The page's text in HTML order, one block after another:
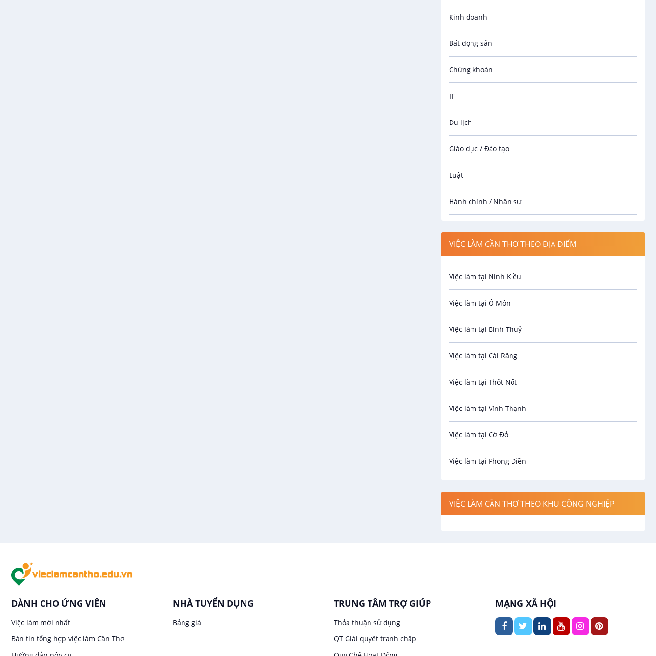
Kinh doanh
Bất động sản
Chứng khoán
IT
Du lịch
Giáo dục / Đào tạo
Luật
Hành chính / Nhân sự
Spa
Bảo Vệ
An toàn lao động
Bảo hiểm
Biên phiên dịch
Bưu chính viễn thông
Cơ khí
Công nghệ sinh học
Công nghệ thực phẩm
Điện / Điện tử / Điện lạnh
Hàng hải / Hàng không
VIỆC LÀM CẦN THƠ THEO ĐỊA ĐIỂM
Việc làm tại Ninh Kiều
Việc làm tại Ô Môn
Việc làm tại Bình Thuỷ
Việc làm tại Cái Răng
Việc làm tại Thốt Nốt
Việc làm tại Vĩnh Thạnh
Việc làm tại Cờ Đỏ
Việc làm tại Phong Điền
Việc làm tại Cái Khế
Việc làm tại Long Tuyền
VIỆC LÀM CẦN THƠ THEO KHU CÔNG NGHIỆP
DÀNH CHO ỨNG VIÊN
Việc làm mới nhất
Bản tin tổng hợp việc làm Cần Thơ
NHÀ TUYỂN DỤNG
Bảng giá
TRUNG TÂM TRỢ GIÚP
Thỏa thuận sử dụng
QT Giải quyết tranh chấp
MẠNG XÃ HỘI